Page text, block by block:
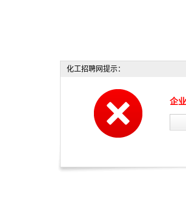
化工招聘网提示：
企